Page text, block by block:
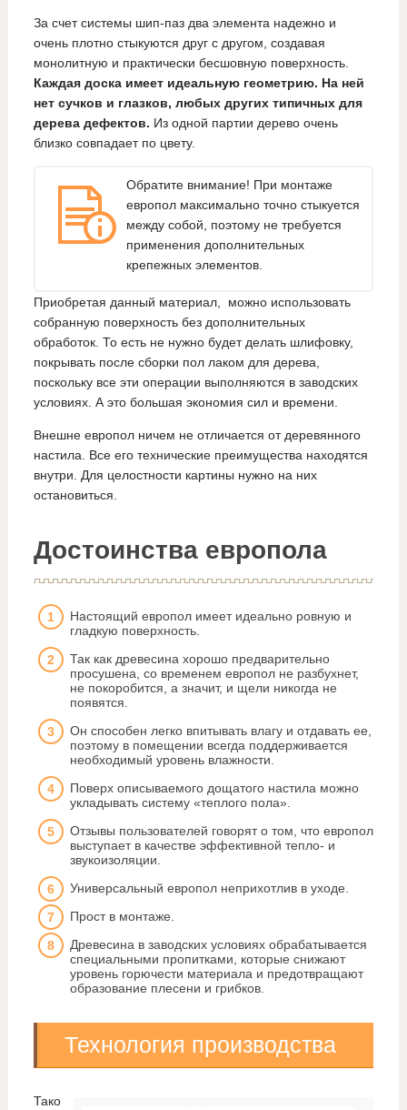
За счет системы шип-паз два элемента надежно и
очень плотно стыкуются друг с другом, создавая
монолитную и практически бесшовную поверхность.
Каждая доска имеет идеальную геометрию. На ней
нет сучков и глазков, любых других типичных для
дерева дефектов. Из одной партии дерево очень
близко совпадает по цвету.
Обратите внимание! При монтаже
европол максимально точно стыкуется
между собой, поэтому не требуется
применения дополнительных
крепежных элементов.
Приобретая данный материал, можно использовать
собранную поверхность без дополнительных
обработок. То есть не нужно будет делать шлифовку,
покрывать после сборки пол лаком для дерева,
поскольку все эти операции выполняются в заводских
условиях. А это большая экономия сил и времени.
Внешне европол ничем не отличается от деревянного
настила. Все его технические преимущества находятся
внутри. Для целостности картины нужно на них
остановиться.
Достоинства европола
Настоящий европол имеет идеально ровную и
гладкую поверхность.
Так как древесина хорошо предварительно
просушена, со временем европол не разбухнет,
не покоробится, а значит, и щели никогда не
появятся.
Он способен легко впитывать влагу и отдавать ее,
поэтому в помещении всегда поддерживается
необходимый уровень влажности.
Поверх описываемого дощатого настила можно
укладывать систему «теплого пола».
Отзывы пользователей говорят о том, что европол
выступает в качестве эффективной тепло- и
звукоизоляции.
Универсальный европол неприхотлив в уходе.
Прост в монтаже.
Древесина в заводских условиях обрабатывается
специальными пропитками, которые снижают
уровень горючести материала и предотвращают
образование плесени и грибков.
Технология производства
Тако